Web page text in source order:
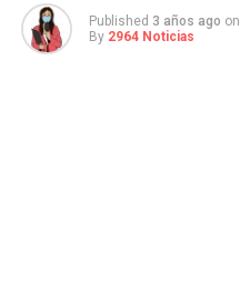
Published 3 años ago on
By 2964 Noticias